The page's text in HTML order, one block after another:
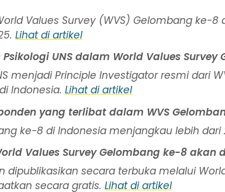
Values Survey (WVS) Gelombang ke-8
Lihat di artikel
UNS dalam World Values Survey
menjadi Principle Investigator resmi dari
Indonesia.Lihat di artikel
yang terlibat dalam WVS
ke-8 di Indonesia menjangkau lebih dari
Values Survey Gelombang ke-8 akan
dipublikasikan secara terbuka melalui
secara gratis.Lihat di artikel